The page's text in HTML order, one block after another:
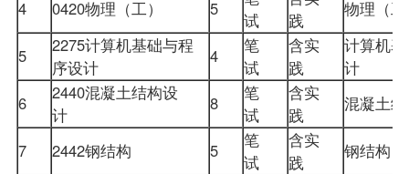
4
0420物理（工） 5
试
践
物理（
5
2275计算机基础与程
序设计
4
笔
试
含实
践
计算机
计
6
2440混凝土结构设
计
8
笔
试
含实
践
混凝土
7 2442钢结构 5
笔
试
含实
践
钢结构